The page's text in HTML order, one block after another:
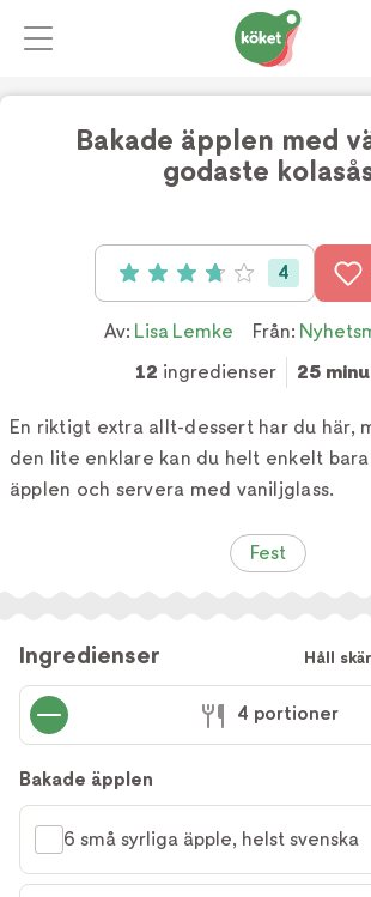
Bakade äpplen med
godaste
Betyg: 3.75 av 5 (4 röster)
4
Av: Lisa Lemke Från:
12 ingredienser 25
En riktigt extra allt-dessert har du här,
den lite enklare kan du helt enkelt
äpplen och servera med vaniljglass.
Fest
Ingredienser Håll
4 portioner
Bakade äpplen
6 små syrliga äpple, helst svenska